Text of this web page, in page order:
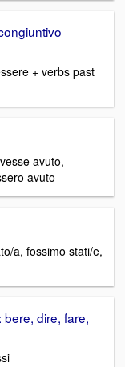
+ verbs past
avuto,
avuto
a, fossimo stati/e,
dire, fare,